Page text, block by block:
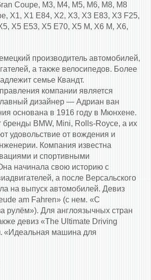
Coupe, M3, M4, M5, M6, M8, M8
X1, X1 E84, X2, X3, X3 E83, X3 F25,
X5 E53, X5 E70, X5 M, X6 M, X6,
производитель автомобилей,
а также велосипедов. Более
семье Квандт.
компании является
дизайнер — Адриан ван
основана в 1916 году в Мюнхене.
бренды BMW, Mini, Rolls-Royce, а их
удовольствие от вождения и
Компания известна
и спортивными
начинала свою историю с
а после Версальского
на выпуск автомобилей. Девиз
am Fahren» (с нем. «С
рулём»). Для англоязычных стран
девиз «The Ultimate Driving
«Идеальная машина для